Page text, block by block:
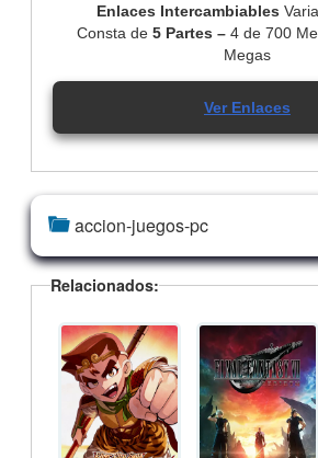
Enlaces Intercambiables
Consta de5 Partes –4 de 700
Megas
Ver Enlaces
accion-juegos-pc
Relacionados: